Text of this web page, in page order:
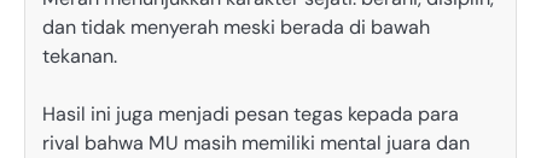
dan tidak menyerah meski berada di bawah
tekanan.
Hasil ini juga menjadi pesan tegas kepada para
rival bahwa MU masih memiliki mental juara dan